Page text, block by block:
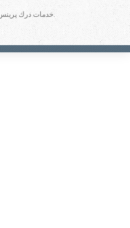
Copyright © 2026 خدمات درك پرينس.